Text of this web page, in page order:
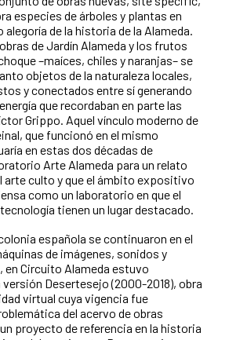
especies de árboles y plantas en
de la historia de la Alameda.
de Jardín Alameda y los frutos
–maíces, chiles y naranjas– se
objetos de la naturaleza locales,
y conectados entre sí generando
que recordaban en parte las
Grippo. Aquel vínculo moderno de
que funcionó en el mismo
en estas dos décadas de
Arte Alameda para un relato
arte culto y que el ámbito expositivo
como un laboratorio en que el
tienen un lugar destacado.
española se continuaron en el
de imágenes, sonidos y
Circuito Alameda estuvo
Desertesejo (2000-2018), obra
virtual cuya vigencia fue
del acervo de obras
proyecto de referencia en la historia